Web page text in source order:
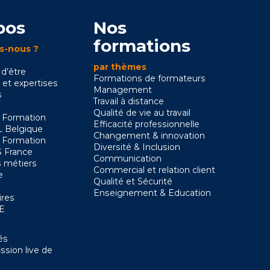
nous ?
et expertises
Formation
Belgique
Formation
France
métiers
live de
Nos
formations
par thèmes
Formations de formateurs
Management
Travail à distance
Qualité de vie au travail
Efficacité professionnelle
Changement & innovation
Diversité & Inclusion
Communication
Commercial et relation client
Qualité et Sécurité
Enseignement & Education